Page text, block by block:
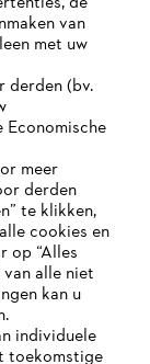
Om
we aan dat
van
met uw
derden (bv.
Economische
meer
derden
te klikken,
cookies en
op “Alles
alle niet
kan u
individuele
toekomstige